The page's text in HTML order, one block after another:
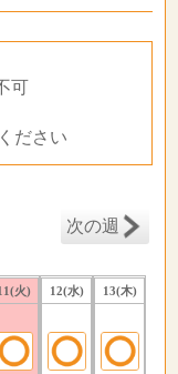
可
ださい
次の週
火) 12(水) 13(木)